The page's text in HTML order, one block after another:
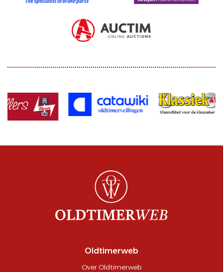
Oldtimerweb
Over Oldtimerweb